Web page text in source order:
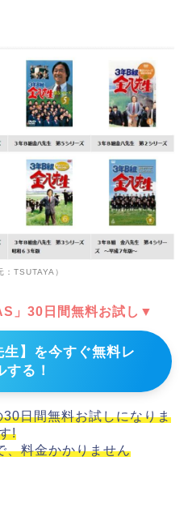
：TSUTAYA）
」30日間無料お試し▼
生】を今すぐ無料レ
する！
日間無料お試しになりま
!
料金かかりません